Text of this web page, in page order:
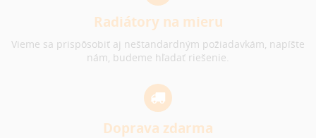
Radiátory na mieru
Vieme sa prispôsobiť aj neštandardným požiadavkám, napíšte
nám, budeme hľadať riešenie.
Doprava zdarma